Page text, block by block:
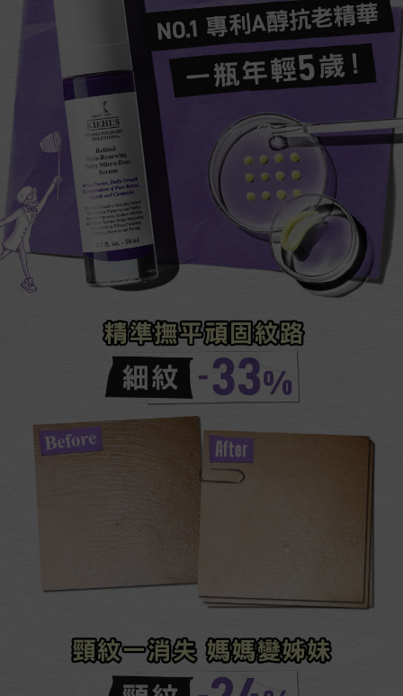
NO.1 專利A醇抗老精華​​
一瓶年輕5歲！​
精準撫平頑固紋路​​​
細紋​-33%​
頸紋一消失 媽媽變姊妹​